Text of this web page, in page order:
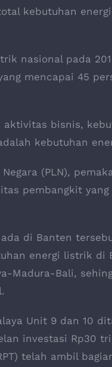
kebutuhan
nasional pada
mencapai 45
bisnis,
kebutuhan
(PLN),
pembangkit
di Banten
energi listrik di
Madura-Bali,
Unit 9 dan 10
investasi Rp30
telah ambil